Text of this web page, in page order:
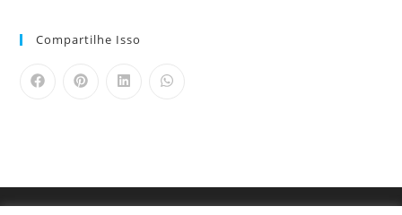
Compartilhe Isso